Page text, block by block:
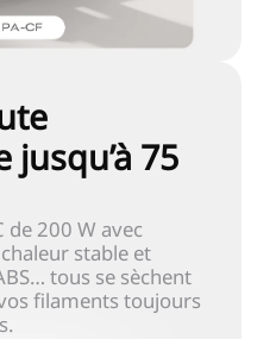
75
de 200 W avec
stable et
tous se sèchent
filaments toujours